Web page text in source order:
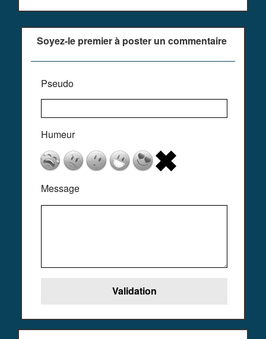
Soyez-le premier à poster un commentaire
Pseudo
Humeur
Message